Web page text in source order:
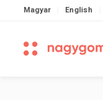
Magyar English